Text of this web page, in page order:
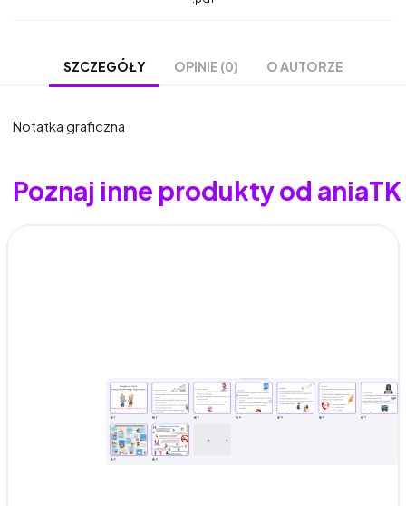
SZCZEGÓŁY OPINIE (0) O AUTORZE
Notatka graficzna
Poznaj inne produkty od aniaTK